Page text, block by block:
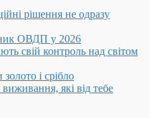
рішення не одразу
ОВДП у 2026
свій контроль над світом
і срібло
які від тебе